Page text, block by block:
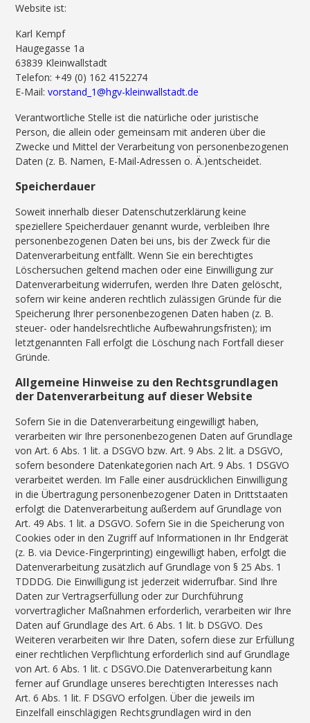
Website ist:
Karl Kempf
Haugegasse 1a
63839 Kleinwallstadt
Telefon: +49 (0) 162 4152274
E-Mail:vorstand_1@hgv-kleinwallstadt.de
Verantwortliche Stelle ist die natürliche oder juristische
Person, die allein oder gemeinsam mit anderen über die
Zwecke und Mittel der Verarbeitung von personenbezogenen
Daten (z. B. Namen, E-Mail-Adressen o. Ä.)entscheidet.
Speicherdauer
Soweit innerhalb dieser Datenschutzerklärung keine
speziellere Speicherdauer genannt wurde, verbleiben Ihre
personenbezogenen Daten bei uns, bis der Zweck für die
Datenverarbeitung entfällt. Wenn Sie ein berechtigtes
Löschersuchen geltend machen oder eine Einwilligung zur
Datenverarbeitung widerrufen, werden Ihre Daten gelöscht,
sofern wir keine anderen rechtlich zulässigen Gründe für die
Speicherung Ihrer personenbezogenen Daten haben (z. B.
steuer- oder handelsrechtliche Aufbewahrungsfristen); im
letztgenannten Fall erfolgt die Löschung nach Fortfall dieser
Gründe.
Allgemeine Hinweise zu den Rechtsgrundlagen
der Datenverarbeitung auf dieser Website
Sofern Sie in die Datenverarbeitung eingewilligt haben,
verarbeiten wir Ihre personenbezogenen Daten auf Grundlage
von Art. 6 Abs. 1 lit. a DSGVO bzw. Art. 9 Abs. 2 lit. a DSGVO,
sofern besondere Datenkategorien nach Art. 9 Abs. 1 DSGVO
verarbeitet werden. Im Falle einer ausdrücklichen Einwilligung
in die Übertragung personenbezogener Daten in Drittstaaten
erfolgt die Datenverarbeitung außerdem auf Grundlage von
Art. 49 Abs. 1 lit. a DSGVO. Sofern Sie in die Speicherung von
Cookies oder in den Zugriff auf Informationen in Ihr Endgerät
(z. B. via Device-Fingerprinting) eingewilligt haben, erfolgt die
Datenverarbeitung zusätzlich auf Grundlage von § 25 Abs. 1
TDDDG. Die Einwilligung ist jederzeit widerrufbar. Sind Ihre
Daten zur Vertragserfüllung oder zur Durchführung
vorvertraglicher Maßnahmen erforderlich, verarbeiten wir Ihre
Daten auf Grundlage des Art. 6 Abs. 1 lit. b DSGVO. Des
Weiteren verarbeiten wir Ihre Daten, sofern diese zur Erfüllung
einer rechtlichen Verpflichtung erforderlich sind auf Grundlage
von Art. 6 Abs. 1 lit. c DSGVO.Die Datenverarbeitung kann
ferner auf Grundlage unseres berechtigten Interesses nach
Art. 6 Abs. 1 lit. F DSGVO erfolgen. Über die jeweils im
Einzelfall einschlägigen Rechtsgrundlagen wird in den